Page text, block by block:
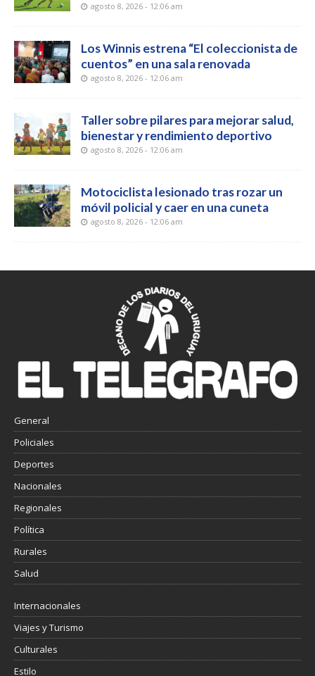
agosto 8, 2026 - 12:06 am
Los Winnis estrena “El coleccionista de
cuentos” en una sala renovada
agosto 8, 2026 - 12:06 am
Taller sobre pilares para mejorar salud,
bienestar y rendimiento deportivo
agosto 8, 2026 - 12:06 am
Motociclista lesionado tras rozar un
móvil policial y caer en una cuneta
agosto 8, 2026 - 12:06 am
General
Policiales
Deportes
Nacionales
Regionales
Política
Rurales
Salud
Internacionales
Viajes y Turismo
Culturales
Estilo